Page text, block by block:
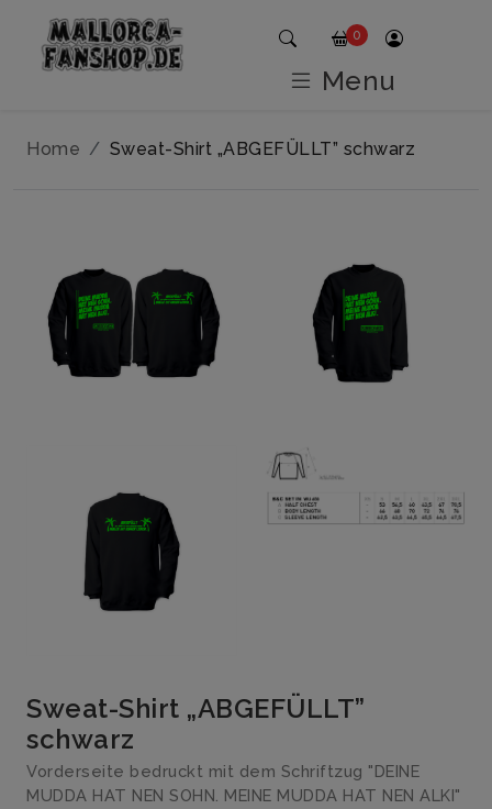
Home Sweat-Shirt „ABGEFÜLLT” schwarz
Sweat-Shirt „ABGEFÜLLT”
schwarz
Vorderseite bedruckt mit dem Schriftzug "DEINE
MUDDA HAT NEN SOHN. MEINE MUDDA HAT NEN ALKI"
0
Menu